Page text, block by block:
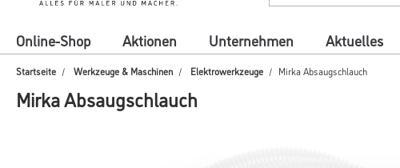
Online-Shop Aktionen Unternehmen Aktuelles
Startseite Werkzeuge & Maschinen Elektrowerkzeuge Mirka Absaugschlauch
Mirka Absaugschlauch